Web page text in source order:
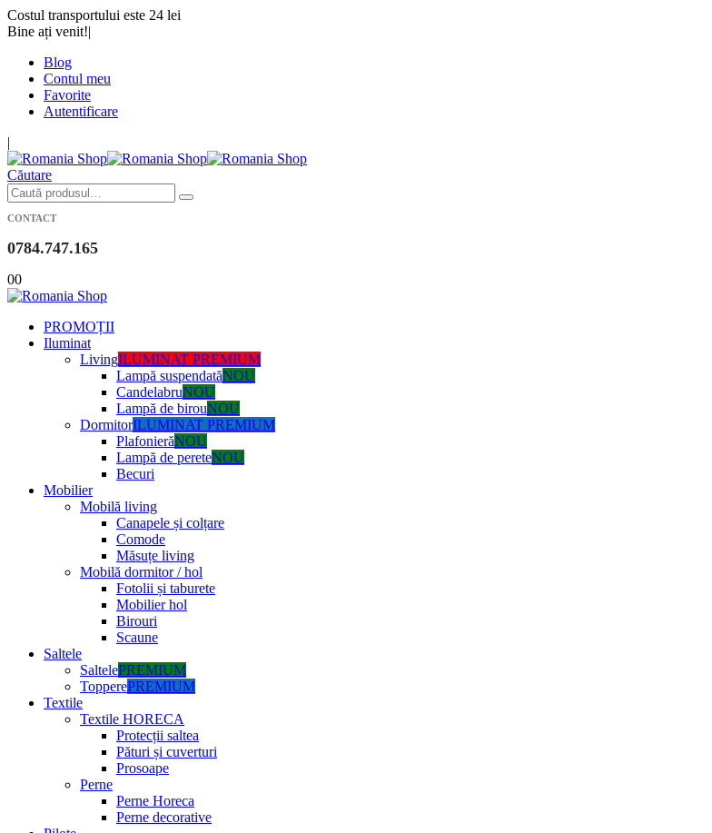
Costul transportului este 24 lei
Bine ați venit!|
Blog
Contul meu
Favorite
Autentificare
|
Căutare
CONTACT
0784.747.165
00
PROMOȚII
Iluminat
LivingILUMINAT PREMIUM
Lampă suspendatăNOU
CandelabruNOU
Lampă de birouNOU
DormitorILUMINAT PREMIUM
PlafonierăNOU
Lampă de pereteNOU
Becuri
Mobilier
Mobilă living
Canapele și colțare
Comode
Măsuțe living
Mobilă dormitor / hol
Fotolii și taburete
Mobilier hol
Birouri
Scaune
Saltele
SaltelePREMIUM
TopperePREMIUM
Textile
Textile HORECA
Protecții saltea
Pături și cuverturi
Prosoape
Perne
Perne Horeca
Perne decorative